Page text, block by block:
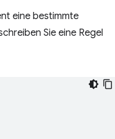
eine bestimmte
Sie eine Regel